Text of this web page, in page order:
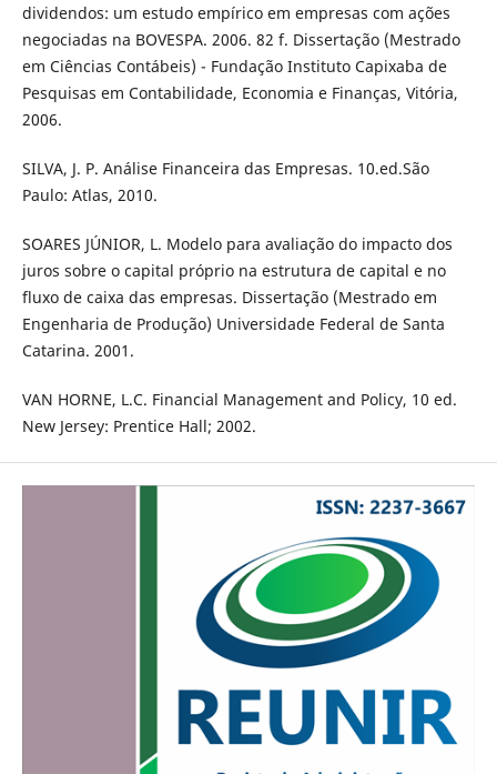
dividendos: um estudo empírico em empresas com ações
negociadas na BOVESPA. 2006. 82 f. Dissertação (Mestrado
em Ciências Contábeis) - Fundação Instituto Capixaba de
Pesquisas em Contabilidade, Economia e Finanças, Vitória,
2006.
SILVA, J. P. Análise Financeira das Empresas. 10.ed.São
Paulo: Atlas, 2010.
SOARES JÚNIOR, L. Modelo para avaliação do impacto dos
juros sobre o capital próprio na estrutura de capital e no
fluxo de caixa das empresas. Dissertação (Mestrado em
Engenharia de Produção) Universidade Federal de Santa
Catarina. 2001.
VAN HORNE, L.C. Financial Management and Policy, 10 ed.
New Jersey: Prentice Hall; 2002.